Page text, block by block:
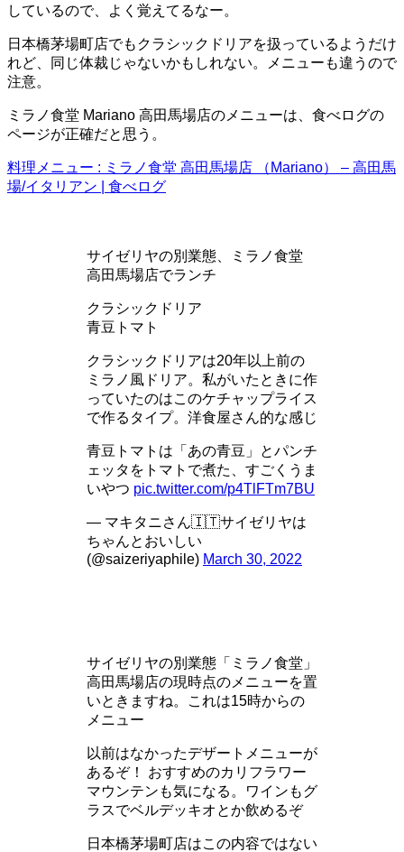
しているので、よく覚えてるなー。
日本橋茅場町店でもクラシックドリアを扱っているようだけ
れど、同じ体裁じゃないかもしれない。メニューも違うので
注意。
ミラノ食堂 Mariano 高田馬場店のメニューは、食べログの
ページが正確だと思う。
料理メニュー : ミラノ食堂 高田馬場店 （Mariano） – 高田馬
場/イタリアン | 食べログ
サイゼリヤの別業態、ミラノ食堂
高田馬場店でランチ
クラシックドリア
青豆トマト
クラシックドリアは20年以上前の
ミラノ風ドリア。私がいたときに作
っていたのはこのケチャップライス
で作るタイプ。洋食屋さん的な感じ
青豆トマトは「あの青豆」とパンチ
ェッタをトマトで煮た、すごくうま
いやつ pic.twitter.com/p4TlFTm7BU
— マキタニさん🇮🇹サイゼリヤは
ちゃんとおいしい
(@saizeriyaphile) March 30, 2022
サイゼリヤの別業態「ミラノ食堂」
高田馬場店の現時点のメニューを置
いときますね。これは15時からの
メニュー
以前はなかったデザートメニューが
あるぞ！ おすすめのカリフラワー
マウンテンも気になる。ワインもグ
ラスでベルデッキオとか飲めるぞ
日本橋茅場町店はこの内容ではない